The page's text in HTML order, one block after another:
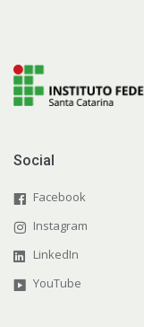
Social
Facebook
Instagram
LinkedIn
YouTube